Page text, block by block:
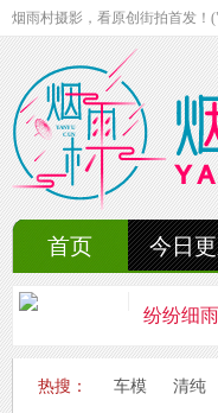
烟雨村摄影，看原创街拍首发！
首页 今日
纷纷细
轻抚细
热搜： 车模 清纯